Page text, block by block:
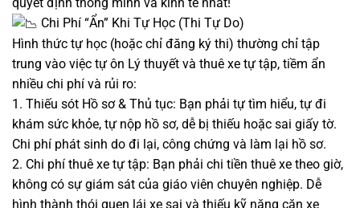
Chi Phí “Ẩn” Khi Tự Học (Thi Tự Do)
Hình thức tự học (hoặc chỉ đăng ký thi) thường chỉ tập
trung vào việc tự ôn Lý thuyết và thuê xe tự tập, tiềm ẩn
nhiều chi phí và rủi ro:
1. Thiếu sót Hồ sơ & Thủ tục: Bạn phải tự tìm hiểu, tự đi
khám sức khỏe, tự nộp hồ sơ, dễ bị thiếu hoặc sai giấy tờ.
Chi phí phát sinh do đi lại, công chứng và làm lại hồ sơ.
2. Chi phí thuê xe tự tập: Bạn phải chi tiền thuê xe theo giờ,
không có sự giám sát của giáo viên chuyên nghiệp. Dễ
hình thành thói quen lái xe sai và thiếu kỹ năng căn xe